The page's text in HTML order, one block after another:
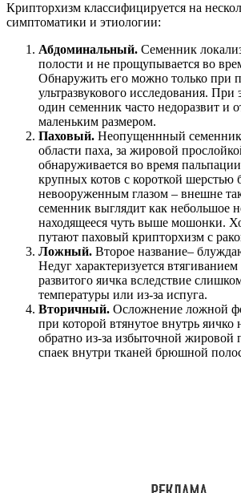
Крипторхизм классифицируется на
симптоматики и этиологии:
Абдоминальный. Семенник
полости и не прощупывается во
Обнаружить его можно только при
ультразвукового исследования. При
один семенник часто недоразвит и
маленьким размером.
Паховый. Неопущеннный семенник
области паха, за жировой
обнаруживается во время
крупных котов с короткой шерстью
невооруженным глазом – внешне
семенник выглядит как небольшое
находящееся чуть выше мошонки.
путают паховый крипторхизм с
Ложный. Второе название–
Недуг характеризуется
развитого яичка вследствие
температуры или из-за испуга.
Вторичный. Осложнение ложной
при которой втянутое внутрь яичко
обратно из-за избыточной жировой
спаек внутри тканей брюшной